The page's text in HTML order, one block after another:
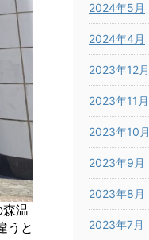
温
うと
2024年5月
2024年4月
2023年12月
2023年11月
2023年10月
2023年9月
2023年8月
2023年7月